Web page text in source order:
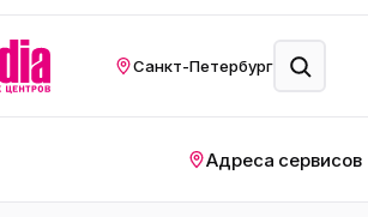
Санкт-Петербург
Адреса сервисов